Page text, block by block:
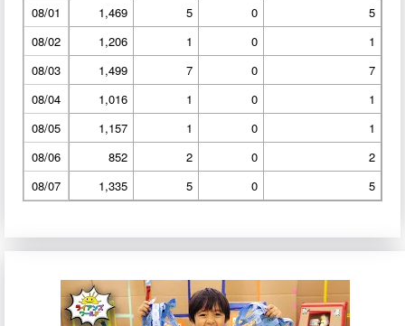
08/01
1,469 5 0
5
08/02
1,206 1 0
1
08/03
1,499 7 0
7
08/04
1,016 1 0
1
08/05
1,157 1 0
1
08/06
852 2 0
2
08/07
1,335 5 0 5